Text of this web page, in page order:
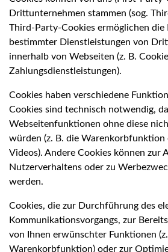
Drittunternehmen stammen (sog.
Third-Party-Cookies ermöglichen die
bestimmter Dienstleistungen von
innerhalb von Webseiten (z. B.
Zahlungsdienstleistungen).
Cookies haben verschiedene
Cookies sind technisch notwendig,
Webseitenfunktionen ohne diese
würden (z. B. die Warenkorbfunktion
Videos). Andere Cookies können zur
Nutzerverhaltens oder zu
werden.
Cookies, die zur Durchführung des
Kommunikationsvorgangs, zur
von Ihnen erwünschter Funktionen
Warenkorbfunktion) oder zur